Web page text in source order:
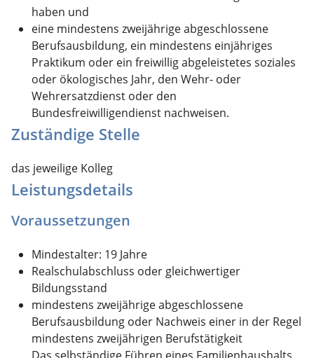
haben und
eine mindestens zweijährige abgeschlossene
Berufsausbildung, ein mindestens einjähriges
Praktikum oder ein freiwillig abgeleistetes soziales
oder ökologisches Jahr, den Wehr- oder
Wehrersatzdienst oder den
Bundesfreiwilligendienst nachweisen.
Zuständige Stelle
das jeweilige Kolleg
Leistungsdetails
Voraussetzungen
Mindestalter: 19 Jahre
Realschulabschluss oder gleichwertiger
Bildungsstand
mindestens zweijährige abgeschlossene
Berufsausbildung oder Nachweis einer in der Regel
mindestens zweijährigen Berufstätigkeit